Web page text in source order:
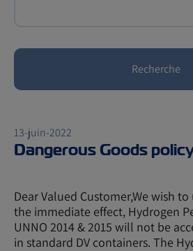
Recherche
13-juin-2022
Dangerous Goods
Dear Valued Customer,We wish
the immediate effect, Hydrogen
UNNO 2014 & 2015 will not be
in standard DV containers. The